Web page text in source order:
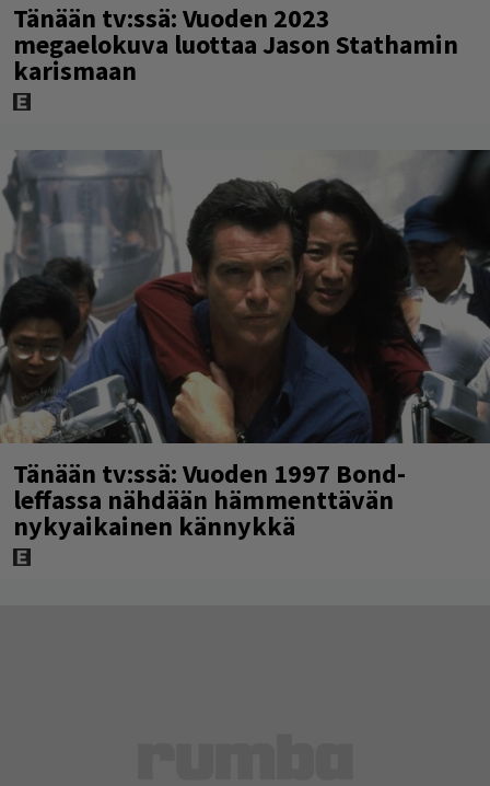
Tänään tv:ssä: Vuoden 2023
megaelokuva luottaa Jason Stathamin
karismaan
Tänään tv:ssä: Vuoden 1997 Bond-
leffassa nähdään hämmenttävän
nykyaikainen kännykkä